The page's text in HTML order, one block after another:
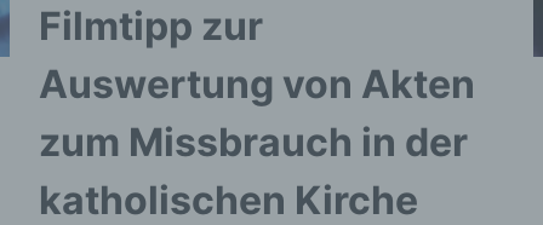
Filmtipp zur
Auswertung von Akten
zum Missbrauch in der
katholischen Kirche